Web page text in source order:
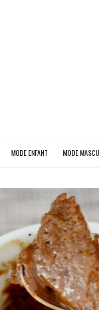
MODE ENFANT MODE